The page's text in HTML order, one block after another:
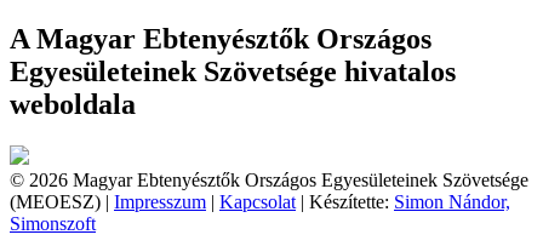
A Magyar Ebtenyésztők Országos
Egyesületeinek Szövetsége hivatalos
weboldala
© 2026 Magyar Ebtenyésztők Országos Egyesületeinek Szövetsége
(MEOESZ) | Impresszum | Kapcsolat | Készítette: Simon Nándor,
Simonszoft